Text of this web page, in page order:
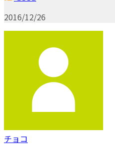
2016/12/26
チョコ